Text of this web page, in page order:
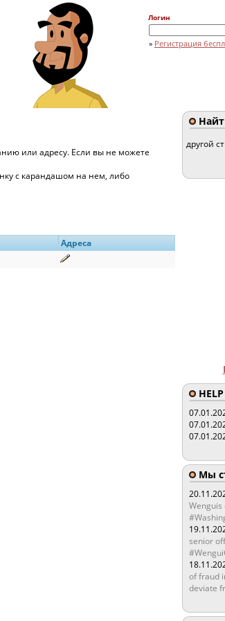
Логин
» Регистрация
или адресу. Если вы не можете
с карандашом на нем, либо
Адреса
другой
Мы
Wenguis
senior
of fraud
deviate